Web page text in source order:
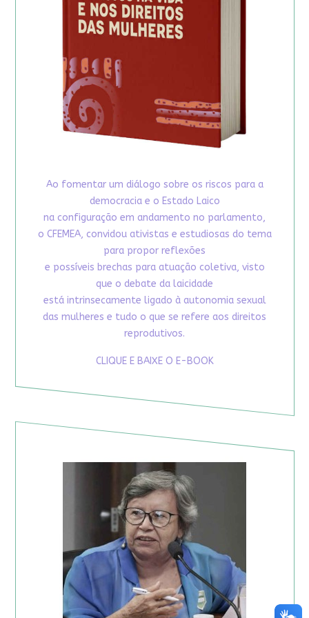
Ao fomentar um diálogo sobre os riscos para a
democracia e o Estado Laico
na configuração em andamento no parlamento,
o CFEMEA, convidou ativistas e estudiosas do tema
para propor reflexões
e possíveis brechas para atuação coletiva, visto
que o debate da laicidade
está intrinsecamente ligado à autonomia sexual
das mulheres e tudo o que se refere aos direitos
reprodutivos.
CLIQUE E BAIXE O E-BOOK